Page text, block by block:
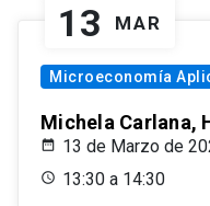
13 MAR
Microeconomía
Michela Carlana,
13 de Marzo de
13:30 a 14:30